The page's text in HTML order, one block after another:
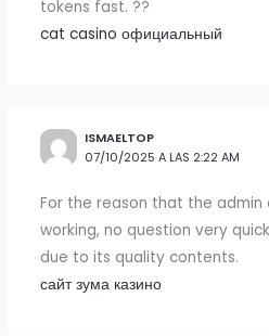
tokens fast. ??
cat casino официальный
ISMAELTOP
07/10/2025 A LAS 2:22 AM
For the reason that the admin
working, no question very
due to its quality contents.
сайт зума казино